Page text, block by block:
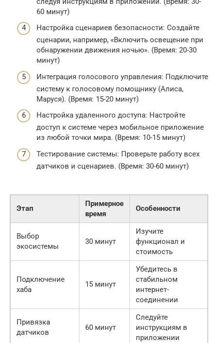
60 минут)
Настройка сценариев безопасности: Создайте
сценарии, например, «Включить освещение при
обнаружении движения ночью». (Время: 20-30
минут)
Интеграция голосового управления: Подключите
систему к голосовому помощнику (Алиса,
Маруся). (Время: 15-20 минут)
Настройка удаленного доступа: Настройте
доступ к системе через мобильное приложение
из любой точки мира. (Время: 10-15 минут)
Тестирование системы: Проверьте работу всех
датчиков и сценариев. (Время: 30-60 минут)
Этап
Примерное
время
Особенности
Выбор
экосистемы
30 минут
Изучите
функционал и
стоимость
Подключение
хаба
15 минут
Убедитесь в
стабильном
интернет-
соединении
Привязка
датчиков
60 минут
Следуйте
инструкциям в
приложении